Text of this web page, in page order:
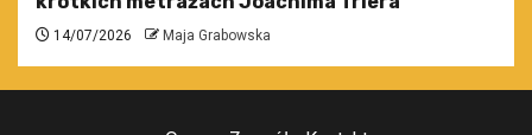
14/07/2026 Maja Grabowska